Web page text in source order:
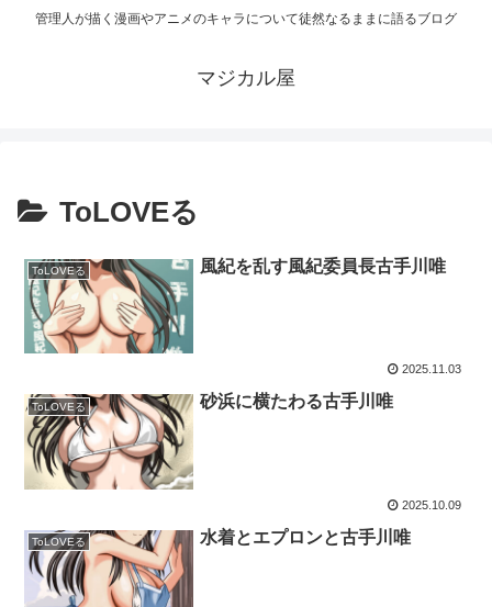
管理人が描く漫画やアニメのキャラについて徒然なるままに語るブログ
マジカル屋
ToLOVEる
ToLOVEる 風紀を乱す風紀委員長古手川唯
2025.11.03
ToLOVEる 砂浜に横たわる古手川唯
2025.10.09
ToLOVEる 水着とエプロンと古手川唯